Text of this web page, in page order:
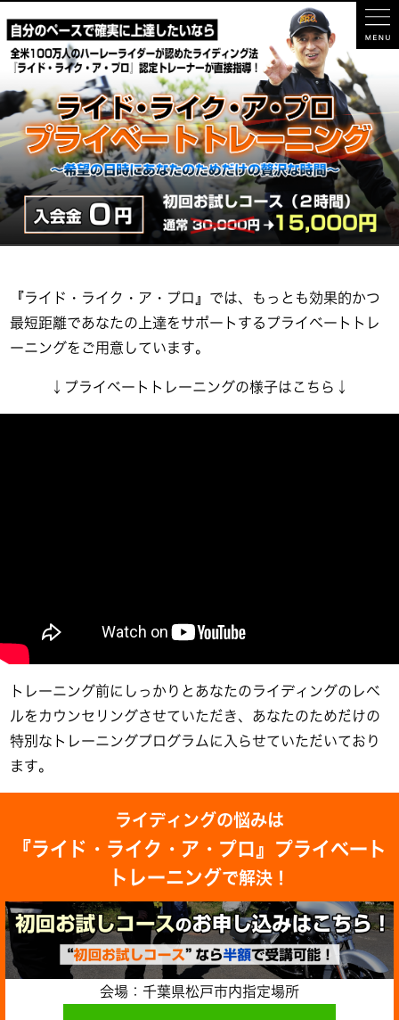
『ライド・ライク・ア・プロ』では、もっとも効果的かつ
最短距離であなたの上達をサポートするプライベートトレ
ーニングをご用意しています。
↓プライベートトレーニングの様子はこちら↓
トレーニング前にしっかりとあなたのライディングのレベ
ルをカウンセリングさせていただき、あなたのためだけの
特別なトレーニングプログラムに入らせていただいており
ます。
ライディングの悩みは
『ライド・ライク・ア・プロ』プライベート
トレーニングで解決！
会場：千葉県松戸市内指定場所